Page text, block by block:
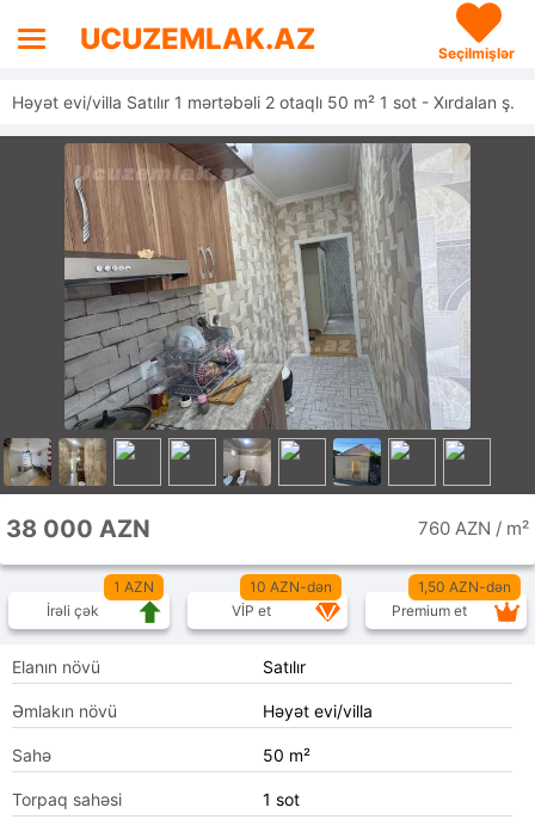
UCUZEMLAK.AZ Seçilmişlər
Həyət evi/villa Satılır 1 mərtəbəli 2 otaqlı 50 m² 1 sot - Xırdalan ş.
38 000 AZN 760 AZN / m²
1 AZN
İrəli çək
10 AZN-dən
VİP et
1,50 AZN-dən
Premium et
Elanın növü Satılır
Əmlakın növü Həyət evi/villa
Sahə 50 m²
Torpaq sahəsi 1 sot